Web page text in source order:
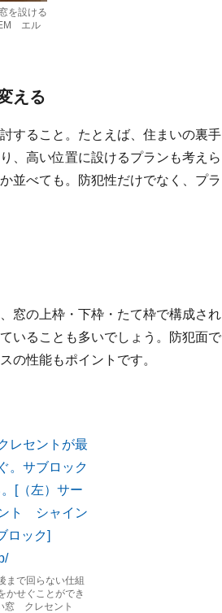
を設ける
エル
える
すること。たとえば、住まいの裏手
、高い位置に設けるプランも考えら
並べても。防犯性だけでなく、プラ
窓の上枠・下枠・たて枠で構成され
いることも多いでしょう。防犯面で
の性能もポイントです。
まで回らない仕組
かせぐことができ
窓 クレセント